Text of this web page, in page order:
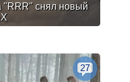
"RRR" снял новый
27